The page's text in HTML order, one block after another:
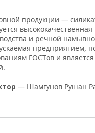
продукции —
высококачественная
и речной
предприятием,
ГОСТов и является
— Шамгунов Рушан